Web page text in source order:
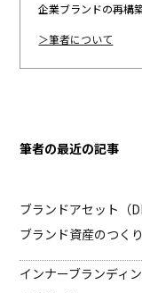
企業ブランドの再構
＞筆者について
筆者の最近の記事
ブランドアセット（
ブランド資産のつく
インナーブランディ